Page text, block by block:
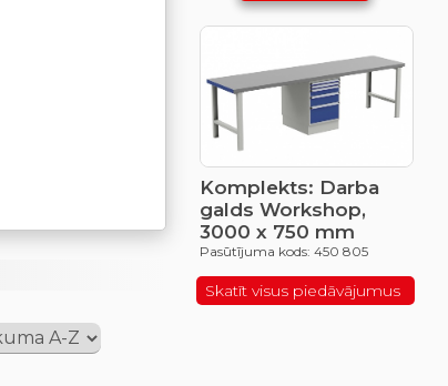
Komplekts: Darba
galds Workshop,
3000 x 750 mm
Pasūtījuma kods: 450 805
Skatīt visus piedāvājumus